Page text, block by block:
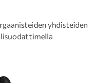
yhdisteiden